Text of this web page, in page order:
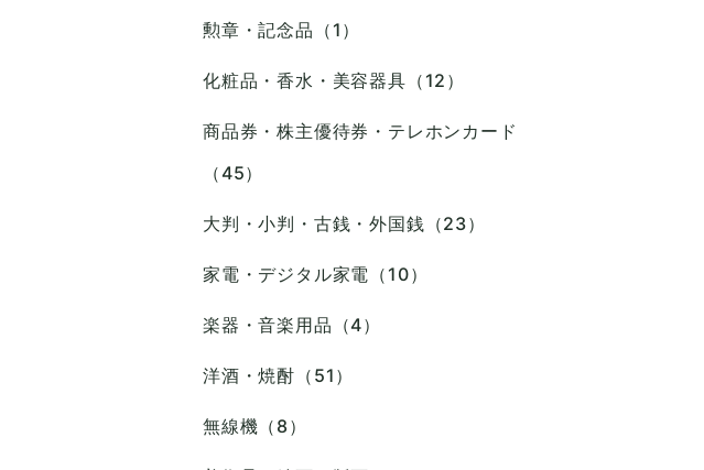
勲章・記念品（1）
化粧品・香水・美容器具（12）
商品券・株主優待券・テレホンカード
（45）
大判・小判・古銭・外国銭（23）
家電・デジタル家電（10）
楽器・音楽用品（4）
洋酒・焼酎（51）
無線機（8）